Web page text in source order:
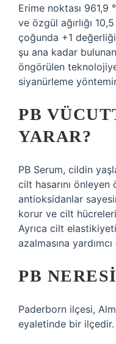
Erime noktası 961,9
ve özgül ağırlığı
çoğunda +1
şu ana kadar
öngörülen
siyanürleme
PB
YARAR?
PB Serum, cildin
cilt hasarını
antioksidanlar
korur ve cilt
Ayrıca cilt
azalmasına yardımcı
PB
Paderborn ilçesi,
eyaletinde bir ilçedir.